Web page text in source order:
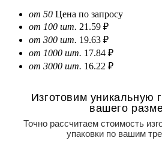
от 50 Цена по запросу
от 100 шт. 21.59 ₽
от 300 шт. 19.63 ₽
от 1000 шт. 17.84 ₽
от 3000 шт. 16.22 ₽
Изготовим уникальную
вашего
Точно рассчитаем стоимость
упаковки по вашим